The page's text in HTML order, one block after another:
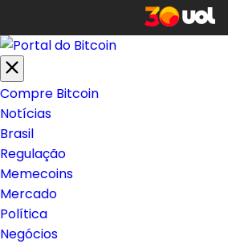
Compre Bitcoin
Notícias
Brasil
Regulação
Memecoins
Mercado
Política
Negócios